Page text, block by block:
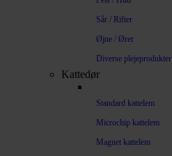
Sår / Rifter
Øjne / Ører
Diverse plejeprodukter
Kattedør
Standard kattelem
Microchip kattelem
Magnet kattelem